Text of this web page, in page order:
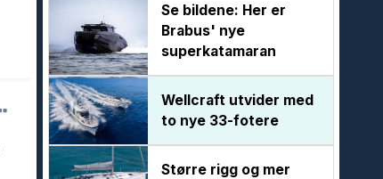
Se bildene: Her er
Brabus' nye
superkatamaran
Wellcraft utvider med
to nye 33-fotere
Større rigg og mer